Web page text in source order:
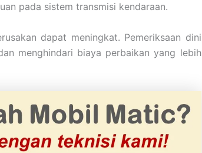
pada sistem transmisi kendaraan.
dapat meningkat. Pemeriksaan dini
menghindari biaya perbaikan yang lebih